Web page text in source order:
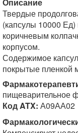
Твердые
(капсулы 10000
коричневым
корпусом.
Содержимое
покрытые пленкой
пищеварительное
Код ATX: А09АА02